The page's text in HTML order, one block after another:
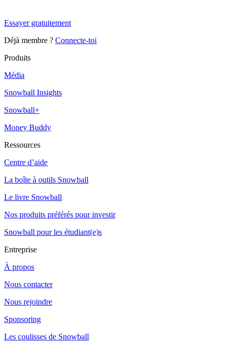
Essayer gratuitement
Déjà membre ? Connecte-toi
Produits
Média
Snowball Insights
Snowball+
Money Buddy
Ressources
Centre d’aide
La boîte à outils Snowball
Le livre Snowball
Nos produits préférés pour investir
Snowball pour les étudiant(e)s
Entreprise
À propos
Nous contacter
Nous rejoindre
Sponsoring
Les coulisses de Snowball